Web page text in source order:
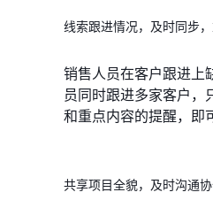
线索跟进情况，及时同步
销售人员在客户跟进上
员同时跟进多家客户
和重点内容的提醒，即
共享项目全貌，及时沟通